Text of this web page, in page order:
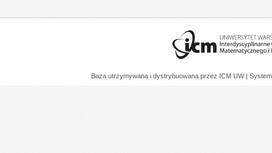
Baza utrzymywana i dystrybuowana przez ICM UW |